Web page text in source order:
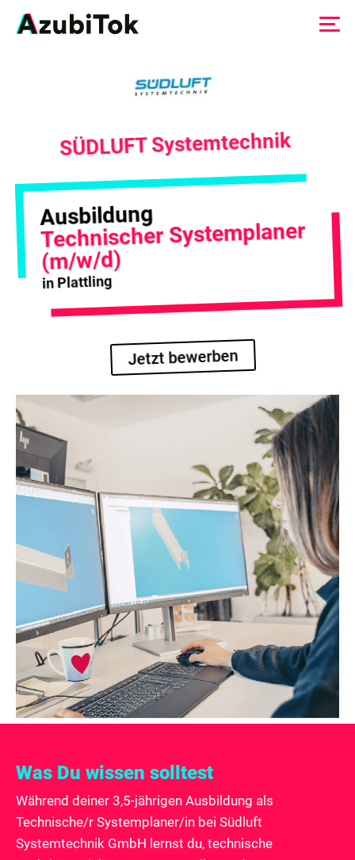
SÜDLUFT Systemtechnik
Ausbildung
Technischer Systemplaner
(m/w/d)
in Plattling
Jetzt bewerben
Was Du wissen solltest
Während deiner 3,5-jährigen Ausbildung als
Technische/r Systemplaner/in bei Südluft
Systemtechnik GmbH lernst du, technische